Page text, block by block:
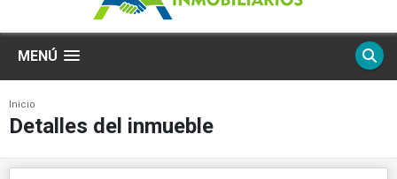
MENÚ
Inicio
Detalles del inmueble